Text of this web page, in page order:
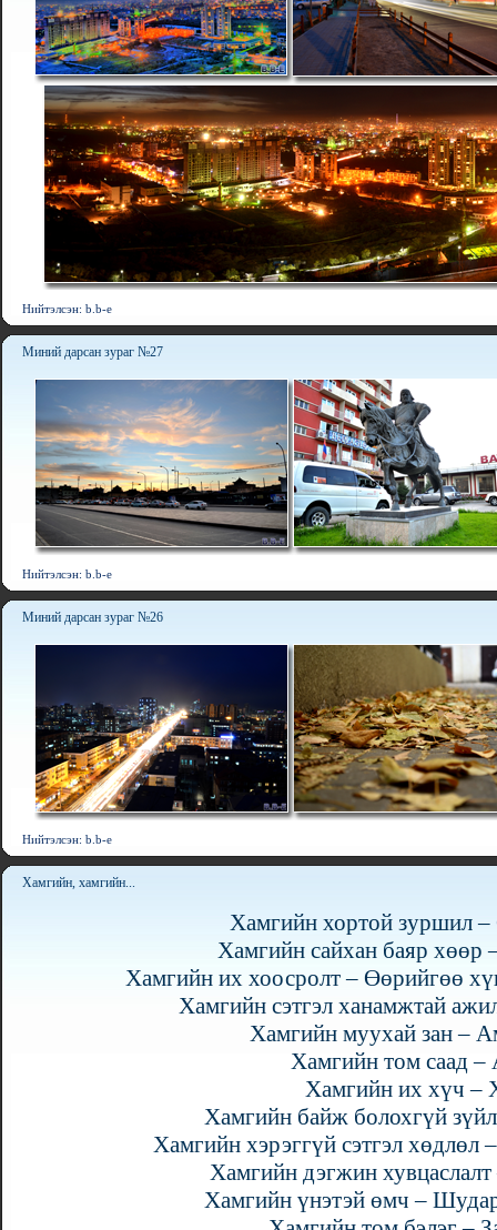
Нийтэлсэн: b.b-e
Миний дарсан зураг №27
Нийтэлсэн: b.b-e
Миний дарсан зураг №26
Нийтэлсэн: b.b-e
Хамгийн, хамгийн...
Хамгийн хортой зуршил –
Хамгийн сайхан баяр хөөр
Хамгийн их хоосролт – Өөрийгөө
Хамгийн сэтгэл ханамжтай
Хамгийн муухай зан –
Хамгийн том саад –
Хамгийн их хүч –
Хамгийн байж болохгүй
Хамгийн хэрэггүй сэтгэл хөдлөл
Хамгийн дэгжин хувцаслалт
Хамгийн үнэтэй өмч –